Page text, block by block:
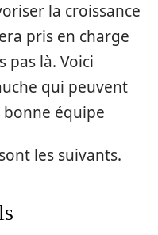
la croissance
pris en charge
pas là. Voici
qui peuvent
équipe
les suivants.